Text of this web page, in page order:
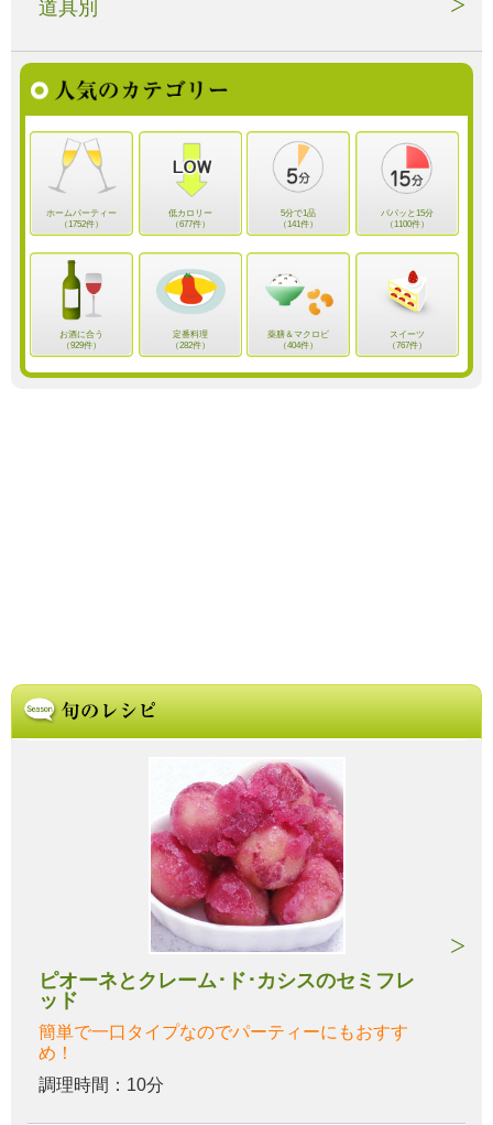
道具別
ホームパーティー
（1752件）
低カロリー
（677件）
5分で1品
（141件）
パパッと15分
（1100件）
お酒に合う
（929件）
定番料理
（282件）
薬膳＆マクロビ
（404件）
スイーツ
（767件）
ピオーネとクレーム･ド･カシスのセミフレ
ッド
簡単で一口タイプなのでパーティーにもおすす
め！
調理時間：10分